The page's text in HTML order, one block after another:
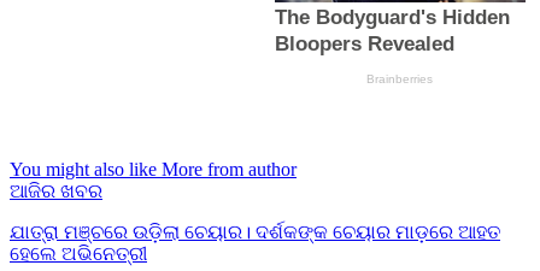
You might also like More from author
ଆଜିର ଖବର
ଯାତ୍ରା ମଞ୍ଚରେ ଉଡ଼ିଲା ଚେୟାର। ଦର୍ଶକଙ୍କ ଚେୟାର ମାଡ଼ରେ ଆହତ
ହେଲେ ଅଭିନେତ୍ରୀ